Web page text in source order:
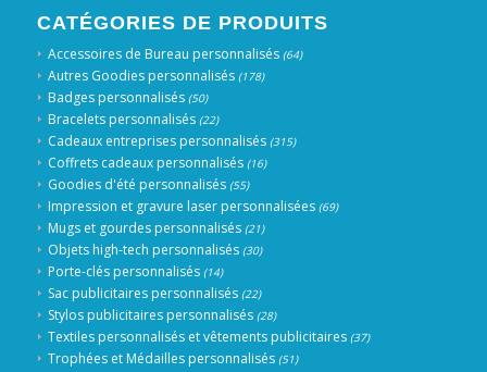
CATÉGORIES DE PRODUITS
Accessoires de Bureau personnalisés (64)
Autres Goodies personnalisés (178)
Badges personnalisés (50)
Bracelets personnalisés (22)
Cadeaux entreprises personnalisés (315)
Coffrets cadeaux personnalisés (16)
Goodies d'été personnalisés (55)
Impression et gravure laser personnalisées (69)
Mugs et gourdes personnalisés (21)
Objets high-tech personnalisés (30)
Porte-clés personnalisés (14)
Sac publicitaires personnalisés (22)
Stylos publicitaires personnalisés (28)
Textiles personnalisés et vêtements publicitaires (37)
Trophées et Médailles personnalisés (51)